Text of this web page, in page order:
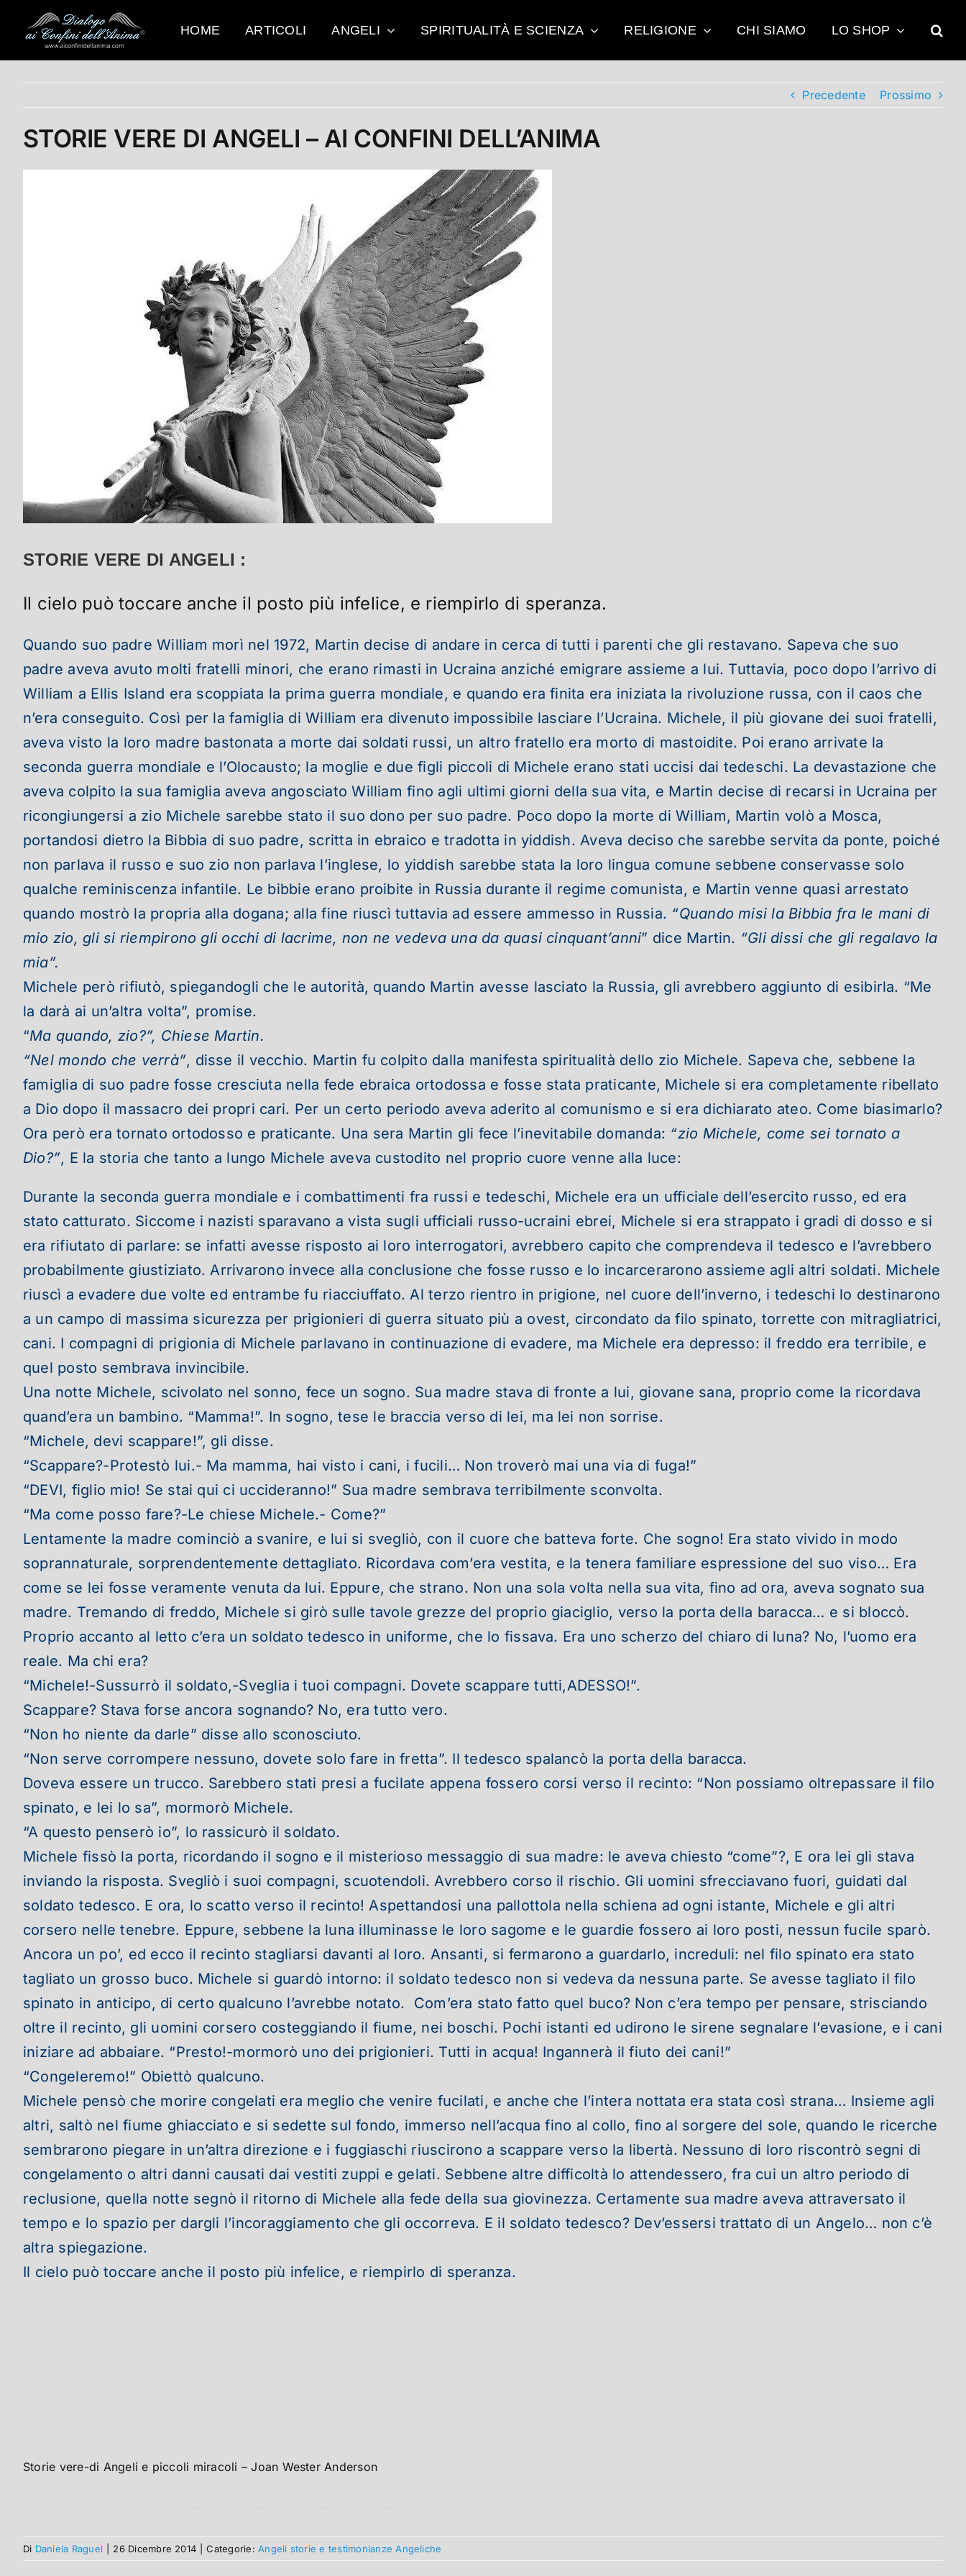
contenuto
HOME ARTICOLI ANGELI SPIRITUALITÀ E SCIENZA RELIGIONE CHI SIAMO LO SHOP
Precedente Prossimo
STORIE VERE DI ANGELI – AI CONFINI DELL’ANIMA
STORIE VERE DI ANGELI :
Il cielo può toccare anche il posto più infelice, e riempirlo di speranza.
Quando suo padre William morì nel 1972, Martin decise di andare in cerca di tutti i parenti che gli restavano. Sapeva che suo
padre aveva avuto molti fratelli minori, che erano rimasti in Ucraina anziché emigrare assieme a lui. Tuttavia, poco dopo l’arrivo di
William a Ellis Island era scoppiata la prima guerra mondiale, e quando era finita era iniziata la rivoluzione russa, con il caos che
n’era conseguito. Così per la famiglia di William era divenuto impossibile lasciare l’Ucraina. Michele, il più giovane dei suoi fratelli,
aveva visto la loro madre bastonata a morte dai soldati russi, un altro fratello era morto di mastoidite. Poi erano arrivate la
seconda guerra mondiale e l’Olocausto; la moglie e due figli piccoli di Michele erano stati uccisi dai tedeschi. La devastazione che
aveva colpito la sua famiglia aveva angosciato William fino agli ultimi giorni della sua vita, e Martin decise di recarsi in Ucraina per
ricongiungersi a zio Michele sarebbe stato il suo dono per suo padre. Poco dopo la morte di William, Martin volò a Mosca,
portandosi dietro la Bibbia di suo padre, scritta in ebraico e tradotta in yiddish. Aveva deciso che sarebbe servita da ponte, poiché
non parlava il russo e suo zio non parlava l’inglese, lo yiddish sarebbe stata la loro lingua comune sebbene conservasse solo
qualche reminiscenza infantile. Le bibbie erano proibite in Russia durante il regime comunista, e Martin venne quasi arrestato
quando mostrò la propria alla dogana; alla fine riuscì tuttavia ad essere ammesso in Russia. “Quando misi la Bibbia fra le mani di
mio zio, gli si riempirono gli occhi di lacrime, non ne vedeva una da quasi cinquant’anni” dice Martin. “Gli dissi che gli regalavo la
mia”.
Michele però rifiutò, spiegandogli che le autorità, quando Martin avesse lasciato la Russia, gli avrebbero aggiunto di esibirla. “Me
la darà ai un’altra volta”, promise.
“Ma quando, zio?”, Chiese Martin.
“Nel mondo che verrà”, disse il vecchio. Martin fu colpito dalla manifesta spiritualità dello zio Michele. Sapeva che, sebbene la
famiglia di suo padre fosse cresciuta nella fede ebraica ortodossa e fosse stata praticante, Michele si era completamente ribellato
a Dio dopo il massacro dei propri cari. Per un certo periodo aveva aderito al comunismo e si era dichiarato ateo. Come biasimarlo?
Ora però era tornato ortodosso e praticante. Una sera Martin gli fece l’inevitabile domanda: “zio Michele, come sei tornato a
Dio?”, E la storia che tanto a lungo Michele aveva custodito nel proprio cuore venne alla luce:
Durante la seconda guerra mondiale e i combattimenti fra russi e tedeschi, Michele era un ufficiale dell’esercito russo, ed era
stato catturato. Siccome i nazisti sparavano a vista sugli ufficiali russo-ucraini ebrei, Michele si era strappato i gradi di dosso e si
era rifiutato di parlare: se infatti avesse risposto ai loro interrogatori, avrebbero capito che comprendeva il tedesco e l’avrebbero
probabilmente giustiziato. Arrivarono invece alla conclusione che fosse russo e lo incarcerarono assieme agli altri soldati. Michele
riuscì a evadere due volte ed entrambe fu riacciuffato. Al terzo rientro in prigione, nel cuore dell’inverno, i tedeschi lo destinarono
a un campo di massima sicurezza per prigionieri di guerra situato più a ovest, circondato da filo spinato, torrette con mitragliatrici,
cani. I compagni di prigionia di Michele parlavano in continuazione di evadere, ma Michele era depresso: il freddo era terribile, e
quel posto sembrava invincibile.
Una notte Michele, scivolato nel sonno, fece un sogno. Sua madre stava di fronte a lui, giovane sana, proprio come la ricordava
quand’era un bambino. “Mamma!”. In sogno, tese le braccia verso di lei, ma lei non sorrise.
“Michele, devi scappare!”, gli disse.
“Scappare?-Protestò lui.- Ma mamma, hai visto i cani, i fucili… Non troverò mai una via di fuga!”
“DEVI, figlio mio! Se stai qui ci uccideranno!” Sua madre sembrava terribilmente sconvolta.
“Ma come posso fare?-Le chiese Michele.- Come?”
Lentamente la madre cominciò a svanire, e lui si svegliò, con il cuore che batteva forte. Che sogno! Era stato vivido in modo
soprannaturale, sorprendentemente dettagliato. Ricordava com’era vestita, e la tenera familiare espressione del suo viso… Era
come se lei fosse veramente venuta da lui. Eppure, che strano. Non una sola volta nella sua vita, fino ad ora, aveva sognato sua
madre. Tremando di freddo, Michele si girò sulle tavole grezze del proprio giaciglio, verso la porta della baracca… e si bloccò.
Proprio accanto al letto c’era un soldato tedesco in uniforme, che lo fissava. Era uno scherzo del chiaro di luna? No, l’uomo era
reale. Ma chi era?
“Michele!-Sussurrò il soldato,-Sveglia i tuoi compagni. Dovete scappare tutti,ADESSO!”.
Scappare? Stava forse ancora sognando? No, era tutto vero.
“Non ho niente da darle” disse allo sconosciuto.
“Non serve corrompere nessuno, dovete solo fare in fretta”. Il tedesco spalancò la porta della baracca.
Doveva essere un trucco. Sarebbero stati presi a fucilate appena fossero corsi verso il recinto: “Non possiamo oltrepassare il filo
spinato, e lei lo sa”, mormorò Michele.
“A questo penserò io”, lo rassicurò il soldato.
Michele fissò la porta, ricordando il sogno e il misterioso messaggio di sua madre: le aveva chiesto “come”?, E ora lei gli stava
inviando la risposta. Svegliò i suoi compagni, scuotendoli. Avrebbero corso il rischio. Gli uomini sfrecciavano fuori, guidati dal
soldato tedesco. E ora, lo scatto verso il recinto! Aspettandosi una pallottola nella schiena ad ogni istante, Michele e gli altri
corsero nelle tenebre. Eppure, sebbene la luna illuminasse le loro sagome e le guardie fossero ai loro posti, nessun fucile sparò.
Ancora un po’, ed ecco il recinto stagliarsi davanti al loro. Ansanti, si fermarono a guardarlo, increduli: nel filo spinato era stato
tagliato un grosso buco. Michele si guardò intorno: il soldato tedesco non si vedeva da nessuna parte. Se avesse tagliato il filo
spinato in anticipo, di certo qualcuno l’avrebbe notato. Com’era stato fatto quel buco? Non c’era tempo per pensare, strisciando
oltre il recinto, gli uomini corsero costeggiando il fiume, nei boschi. Pochi istanti ed udirono le sirene segnalare l’evasione, e i cani
iniziare ad abbaiare. “Presto!-mormorò uno dei prigionieri. Tutti in acqua! Ingannerà il fiuto dei cani!”
“Congeleremo!” Obiettò qualcuno.
Michele pensò che morire congelati era meglio che venire fucilati, e anche che l’intera nottata era stata così strana… Insieme agli
altri, saltò nel fiume ghiacciato e si sedette sul fondo, immerso nell’acqua fino al collo, fino al sorgere del sole, quando le ricerche
sembrarono piegare in un’altra direzione e i fuggiaschi riuscirono a scappare verso la libertà. Nessuno di loro riscontrò segni di
congelamento o altri danni causati dai vestiti zuppi e gelati. Sebbene altre difficoltà lo attendessero, fra cui un altro periodo di
reclusione, quella notte segnò il ritorno di Michele alla fede della sua giovinezza. Certamente sua madre aveva attraversato il
tempo e lo spazio per dargli l’incoraggiamento che gli occorreva. E il soldato tedesco? Dev’essersi trattato di un Angelo… non c’è
altra spiegazione.
Il cielo può toccare anche il posto più infelice, e riempirlo di speranza.
Storie vere-di Angeli e piccoli miracoli – Joan Wester Anderson
Di Daniela Raguel 26 Dicembre 2014 Categorie:Angeli storie e testimonianze Angeliche